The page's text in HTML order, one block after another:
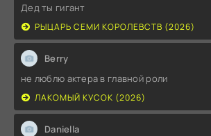
Дед ты гигант
РЫЦАРЬ СЕМИ КОРОЛЕВСТВ (2026)
Berry
не люблю актера в главной роли
ЛАКОМЫЙ КУСОК (2026)
Daniella